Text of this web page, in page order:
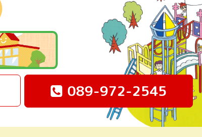
089-972-2545